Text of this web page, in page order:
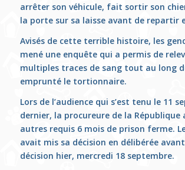
arrêter son véhicule, fait sortir son
la porte sur sa laisse avant de repartir
Avisés de cette terrible histoire, les
mené une enquête qui a permis de
multiples traces de sang tout au long
emprunté le tortionnaire.
Lors de l’audience qui s’est tenu le 11
dernier, la procureure de la
autres requis 6 mois de prison ferme.
avait mis sa décision en délibérée
décision hier, mercredi 18 septembre.